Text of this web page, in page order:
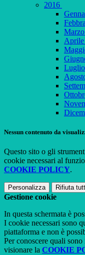
2016
Marzo
Aprile
Luglio
Nessun contenuto da
Questo sito o gli
cookie necessari al
COOKIE POLICY.
Personalizza Rifiuta
Gestione cookie
In questa schermata è
I cookie necessari sono
piattaforma e non è
Per conoscere quali
visionare la COOKIE